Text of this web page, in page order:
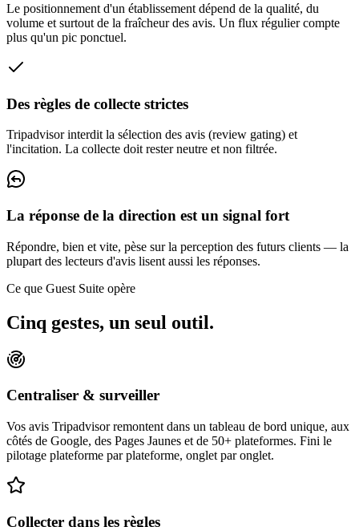
Le positionnement d'un établissement dépend de la qualité, du
volume et surtout de la fraîcheur des avis. Un flux régulier compte
plus qu'un pic ponctuel.
Des règles de collecte strictes
Tripadvisor interdit la sélection des avis (review gating) et
l'incitation. La collecte doit rester neutre et non filtrée.
La réponse de la direction est un signal fort
Répondre, bien et vite, pèse sur la perception des futurs clients — la
plupart des lecteurs d'avis lisent aussi les réponses.
Ce que Guest Suite opère
Cinq gestes, un seul outil.
Centraliser & surveiller
Vos avis Tripadvisor remontent dans un tableau de bord unique, aux
côtés de Google, des Pages Jaunes et de 50+ plateformes. Fini le
pilotage plateforme par plateforme, onglet par onglet.
Collecter dans les règles